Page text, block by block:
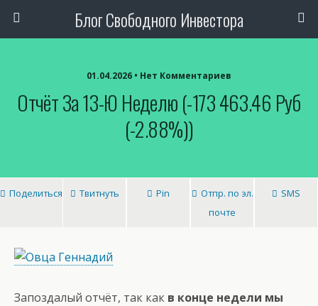
Блог Свободного Инвестора
01.04.2026 • Нет Комментариев
Отчёт За 13-Ю Неделю (-173 463.46 Руб
(-2.88%))
Поделиться Твитнуть Pin
Отпр. по эл.
почте
SMS
Запоздалый отчёт, так как в конце недели мы